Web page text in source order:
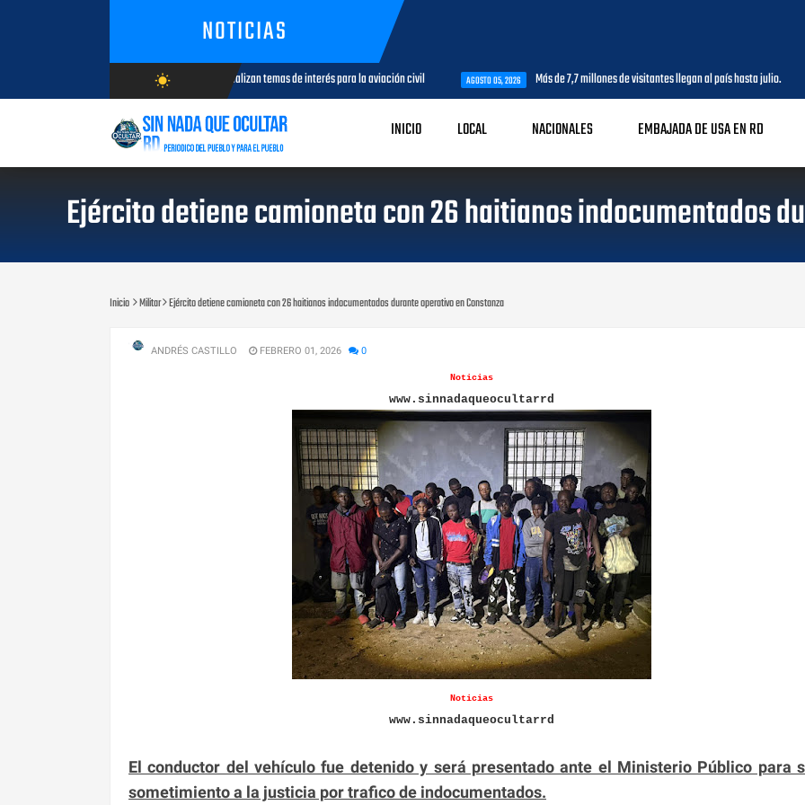
NOTICIAS
wb_sunny
AGOSTO/6/2026
y explotadores de aeronaves analizan temas de interés para la aviación civil AGOSTO 05, 2026 Más de 7,7 millones de visitantes llegan al país hasta julio. AGOSTO 05, 2026
INICIO LOCAL NACIONALES EMBAJADA DE USA EN RD
Ejército detiene camioneta con 26 haitianos indocumentados
Inicio Militar Ejército detiene camioneta con 26 haitianos indocumentados durante operativo en Constanza
ANDRÉS CASTILLO FEBRERO 01, 2026 0
Noticias
www.sinnadaqueocultarrd
Noticias
www.sinnadaqueocultarrd
El conductor del vehículo fue detenido y será presentado ante el Ministerio Público para
sometimiento a la justicia por trafico de indocumentados.